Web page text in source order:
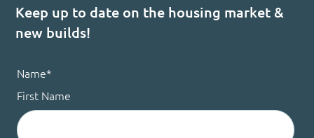
Keep up to date on the housing market &
new builds!
Name*
First Name